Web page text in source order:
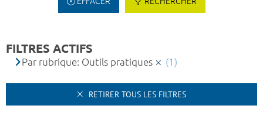
FILTRES ACTIFS
Par rubrique: Outils pratiques (1)
RETIRER TOUS LES FILTRES